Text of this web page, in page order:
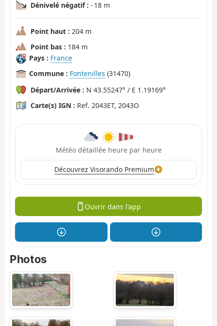
Dénivelé négatif : - 18 m
Point haut : 204 m
Point bas : 184 m
Pays : France
Commune : Fontenilles (31470)
Départ/Arrivée : N 43.55247° / E 1.19169°
Carte(s) IGN : Ref. 2043ET, 2043O
Météo détaillée heure par heure
Découvrez Visorando Premium
Ouvrir dans l'app
Photos